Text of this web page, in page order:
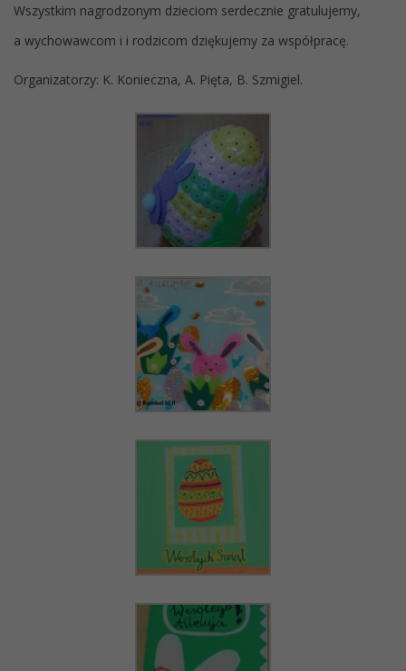
Wszystkim nagrodzonym dzieciom serdecznie gratulujemy,
a wychowawcom i i rodzicom dziękujemy za współpracę.
Organizatorzy: K. Konieczna, A. Pięta, B. Szmigiel.